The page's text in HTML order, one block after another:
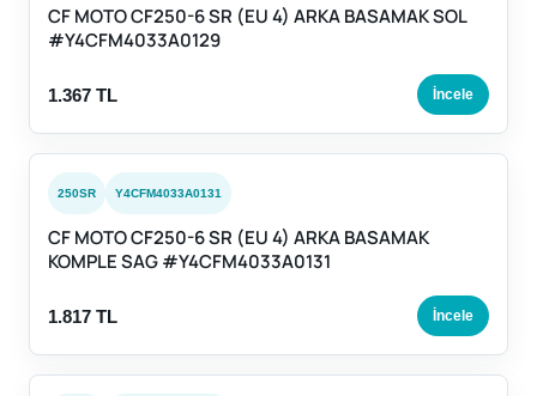
CF MOTO CF250-6 SR (EU 4) ARKA BASAMAK SOL
#Y4CFM4033A0129
1.367 TL İncele
250SR Y4CFM4033A0131
CF MOTO CF250-6 SR (EU 4) ARKA BASAMAK
KOMPLE SAG #Y4CFM4033A0131
1.817 TL İncele